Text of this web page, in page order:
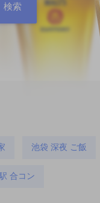
池袋 深夜 ご飯
合コン